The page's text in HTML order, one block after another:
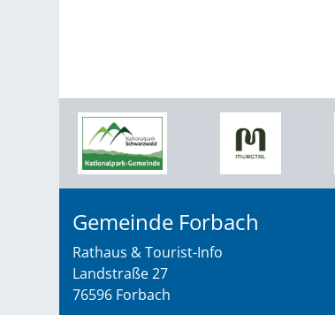
Gemeinde Forbach
Rathaus & Tourist-Info
Landstraße 27
76596 Forbach